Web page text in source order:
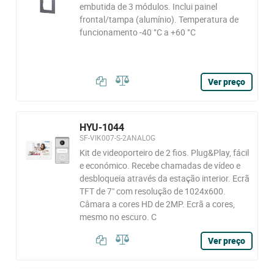
embutida de 3 módulos. Inclui painel
frontal/tampa (alumínio). Temperatura de
funcionamento -40 °C a +60 °C
Ver preço
HYU-1044
SF-VIK007-S-2ANALOG
Kit de videoporteiro de 2 fios. Plug&Play, fácil
e económico. Recebe chamadas de vídeo e
desbloqueia através da estação interior. Ecrã
TFT de 7" com resolução de 1024x600.
Câmara a cores HD de 2MP. Ecrã a cores,
mesmo no escuro. C
Ver preço